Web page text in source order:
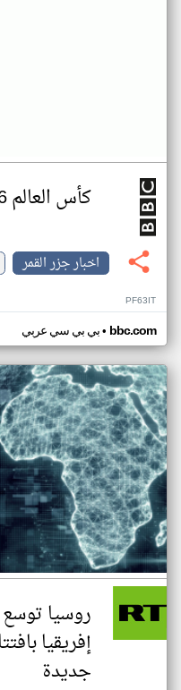
كأس العالم 2026
اخبار جزر القمر
PF63IT
بي بي سي عربي• bbc.com
روسيا
جديدة